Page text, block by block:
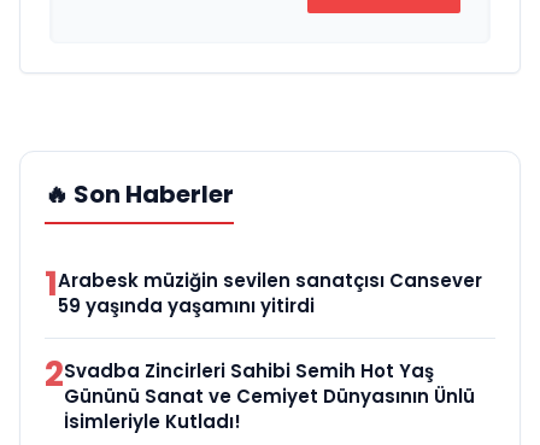
🔥 Son Haberler
1Arabesk müziğin sevilen sanatçısı Cansever
59 yaşında yaşamını yitirdi
2Svadba Zincirleri Sahibi Semih Hot Yaş
Gününü Sanat ve Cemiyet Dünyasının Ünlü
İsimleriyle Kutladı!